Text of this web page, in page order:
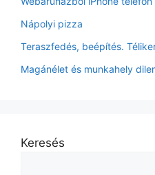
Nápolyi pizza
Teraszfedés, beépítés.
Magánélet és munkahely
Keresés